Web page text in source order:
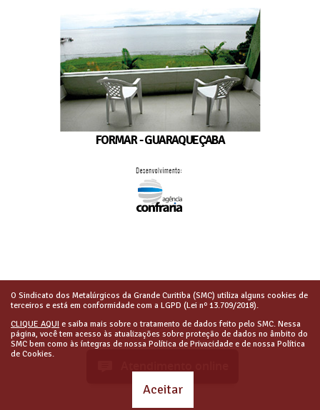
FORMAR - GUARAQUEÇABA
O Sindicato dos Metalúrgicos da Grande Curitiba (SMC) utiliza alguns cookies de
terceiros e está em conformidade com a LGPD (Lei nº 13.709/2018).
CLIQUE AQUI e saiba mais sobre o tratamento de dados feito pelo SMC. Nessa
página, você tem acesso às atualizações sobre proteção de dados no âmbito do
SMC bem como às íntegras de nossa Política de Privacidade e de nossa Política
de Cookies.
Aceitar